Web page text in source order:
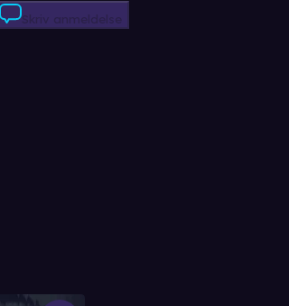
Skriv anmeldelse